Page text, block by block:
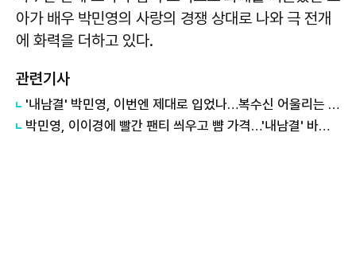
아가 배우 박민영의 사랑의 경쟁 상대로 나와 극 전개
에 화력을 더하고 있다.
관련기사
'내남결' 박민영, 이번엔 제대로 입었나…복수신 어울리는 '민폐하객룩' 선봬
박민영, 이이경에 빨간 팬티 씌우고 뺨 가격…'내남결' 바람 폭로 예정